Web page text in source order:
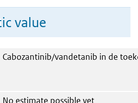
value
Cabozantinib/vandetanib in de
No estimate possible yet